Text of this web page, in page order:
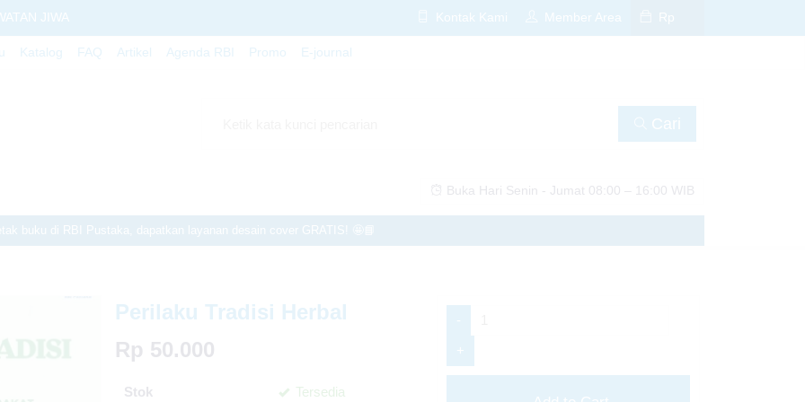
JIWA
ARKEOLOGI
Kontak Kami Member Area Rp
Katalog FAQ Artikel Agenda RBI Promo E-journal
Cari
Buka Hari Senin - Jumat 08:00 – 16:00 WIB
buku di RBI Pustaka, dapatkan layanan desain cover GRATIS! 🤩📘
dan dapatkan keuntungan lebih! 📚✨ Hubungi kami segera!
Perilaku Tradisi Herbal
Rp 50.000
Stok Tersedia
-
+